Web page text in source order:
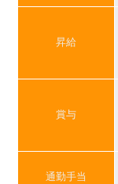
昇給
賞与
通勤手当